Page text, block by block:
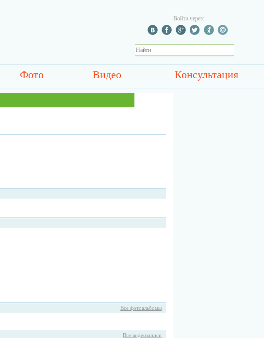
Войти через:
Фото Видео Консультация
Все фотоальбомы
Все видеозаписи